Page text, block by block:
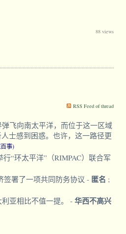
88 views
RSS Feed of thread
飞向南太平洋，而位于这一区域
士感到困惑。也许，这一路径更
事)
“环太平洋”（RIMPAC）联合军
签署了一项共同防务协议 - 匿名 ;
亚相比不值一提。 - 华西不高兴